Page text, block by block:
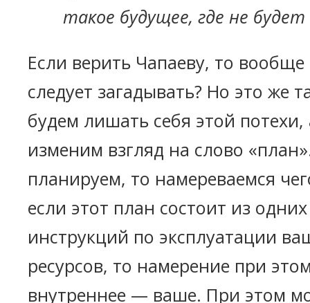
такое будущее, где не будет
Если верить Чапаеву, то
следует загадывать? Но это же
будем лишать себя этой
изменим взгляд на слово
планируем, то намереваемся
если этот план состоит из
инструкций по эксплуатации
ресурсов, то намерение при
внутреннее — ваше. При этом